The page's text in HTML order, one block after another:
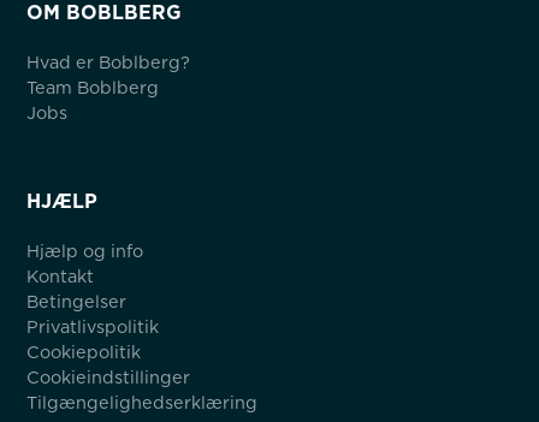
OM BOBLBERG
Hvad er Boblberg?
Team Boblberg
Jobs
HJÆLP
Hjælp og info
Kontakt
Betingelser
Privatlivspolitik
Cookiepolitik
Cookieindstillinger
Tilgængelighedserklæring